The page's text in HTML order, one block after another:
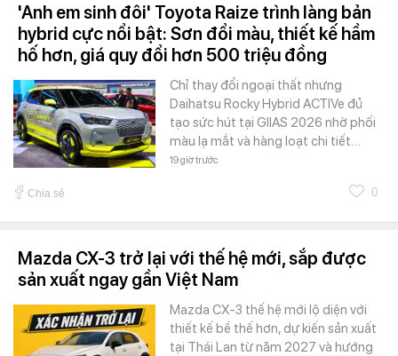
'Anh em sinh đôi' Toyota Raize trình làng bản
hybrid cực nổi bật: Sơn đổi màu, thiết kế hầm
hố hơn, giá quy đổi hơn 500 triệu đồng
Chỉ thay đổi ngoại thất nhưng
Daihatsu Rocky Hybrid ACTIVe đủ
tạo sức hút tại GIIAS 2026 nhờ phối
màu lạ mắt và hàng loạt chi tiết…
19 giờ trước
Chia sẻ 0
Mazda CX-3 trở lại với thế hệ mới, sắp được
sản xuất ngay gần Việt Nam
Mazda CX-3 thế hệ mới lộ diện với
thiết kế bề thế hơn, dự kiến sản xuất
tại Thái Lan từ năm 2027 và hướng